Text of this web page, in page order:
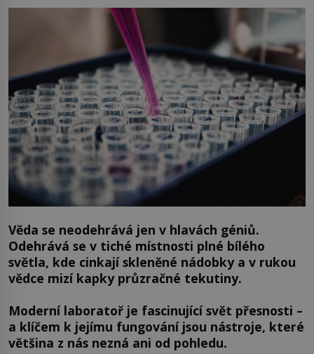
Věda se neodehrává jen v hlavách géniů.
Odehrává se v tiché místnosti plné bílého
světla, kde cinkají skleněné nádobky a v rukou
vědce mizí kapky průzračné tekutiny.
Moderní laboratoř je fascinující svět přesnosti –
a klíčem k jejímu fungování jsou nástroje, které
většina z nás nezná ani od pohledu.